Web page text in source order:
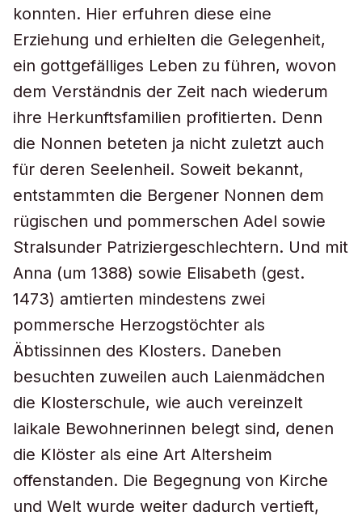
konnten. Hier erfuhren diese eine
Erziehung und erhielten die Gelegenheit,
ein gottgefälliges Leben zu führen, wovon
dem Verständnis der Zeit nach wiederum
ihre Herkunftsfamilien profitierten. Denn
die Nonnen beteten ja nicht zuletzt auch
für deren Seelenheil. Soweit bekannt,
entstammten die Bergener Nonnen dem
rügischen und pommerschen Adel sowie
Stralsunder Patriziergeschlechtern. Und mit
Anna (um 1388) sowie Elisabeth (gest.
1473) amtierten mindestens zwei
pommersche Herzogstöchter als
Äbtissinnen des Klosters. Daneben
besuchten zuweilen auch Laienmädchen
die Klosterschule, wie auch vereinzelt
laikale Bewohnerinnen belegt sind, denen
die Klöster als eine Art Altersheim
offenstanden. Die Begegnung von Kirche
und Welt wurde weiter dadurch vertieft,